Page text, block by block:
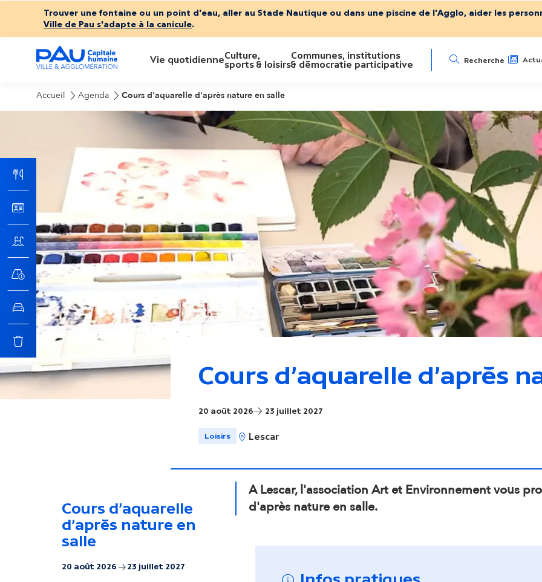
Trouver une fontaine ou un point d'eau, aller au Stade Nautique ou dans une piscine de l'Agglo, aider les
Ville de Pau s'adapte à la canicule.
M
e
n
u
p
r
i
n
c
i
p
Vie quotidienneCulture,
sports & loisirs
Communes, institutions
& démocratie participative
N
v
i
g
a
t
i
o
s
o
d
Recherche
Accueil Agenda Cours d'aquarelle d'après nature en salle
Cours d'aquarelle d'après
20 août 2026 23 juillet 2027
Loisirs Lescar
Cours d'aquarelle
d'après nature en
salle
20 août 2026 23 juillet 2027
A Lescar, l'association Art et Environnement vous
d'après nature en salle.
Infos pratiques